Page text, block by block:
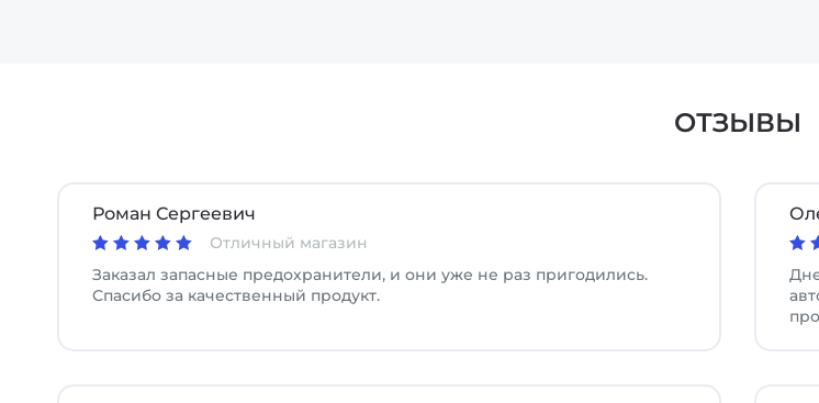
ОТЗЫВЫ
Роман Сергеевич
Отличный магазин
Заказал запасные предохранители, и они уже не раз пригодились.
Спасибо за качественный продукт.